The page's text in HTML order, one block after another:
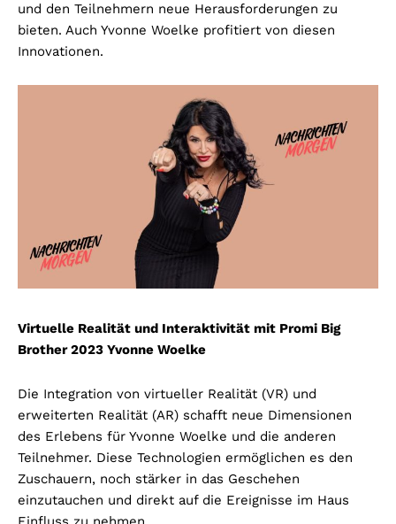
und den Teilnehmern neue Herausforderungen zu
bieten. Auch Yvonne Woelke profitiert von diesen
Innovationen.
Virtuelle Realität und Interaktivität mit Promi Big
Brother 2023 Yvonne Woelke
Die Integration von virtueller Realität (VR) und
erweiterten Realität (AR) schafft neue Dimensionen
des Erlebens für Yvonne Woelke und die anderen
Teilnehmer. Diese Technologien ermöglichen es den
Zuschauern, noch stärker in das Geschehen
einzutauchen und direkt auf die Ereignisse im Haus